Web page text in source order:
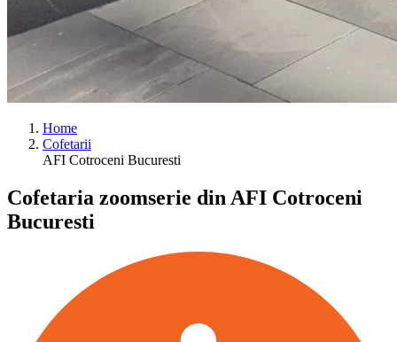
Home
Cofetarii
AFI Cotroceni Bucuresti
Cofetaria zoomserie din AFI Cotroceni
Bucuresti